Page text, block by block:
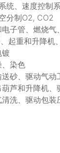
、速度控制
分制O2, CO2
子管、燃烧
起重和升降
镀
、染色
砂、驱动气
芦和升降机
洗、驱动包